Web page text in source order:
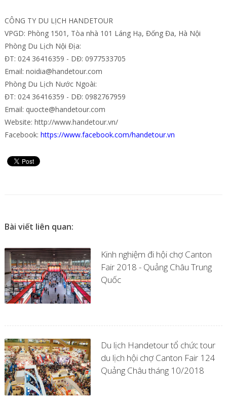
CÔNG TY DU LỊCH HANDETOUR
VPGD: Phòng 1501, Tòa nhà 101 Láng Hạ, Đống Đa, Hà Nội
Phòng Du Lịch Nội Địa:
ĐT: 024 36416359 - DĐ: 0977533705
Email: noidia@handetour.com
Phòng Du Lịch Nước Ngoài:
ĐT: 024 36416359 - DĐ: 0982767959
Email: quocte@handetour.com
Website: http://www.handetour.vn/
Facebook: https://www.facebook.com/handetour.vn
Bài viết liên quan:
Kinh nghiệm đi hội chợ Canton
Fair 2018 - Quảng Châu Trung
Quốc
Du lịch Handetour tổ chức tour
du lịch hội chợ Canton Fair 124
Quảng Châu tháng 10/2018